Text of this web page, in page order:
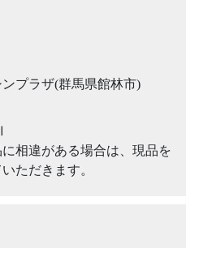
プラザ(群馬県館林市)
相違がある場合は、現品を
ただきます。